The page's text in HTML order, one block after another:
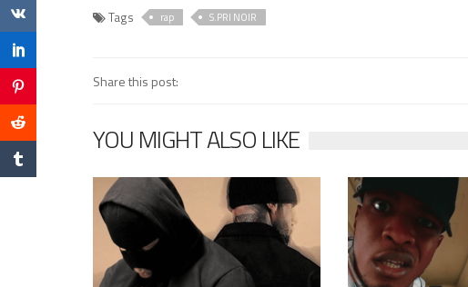
Tags rap S.PRI NOIR
Share this post:
YOU MIGHT ALSO LIKE